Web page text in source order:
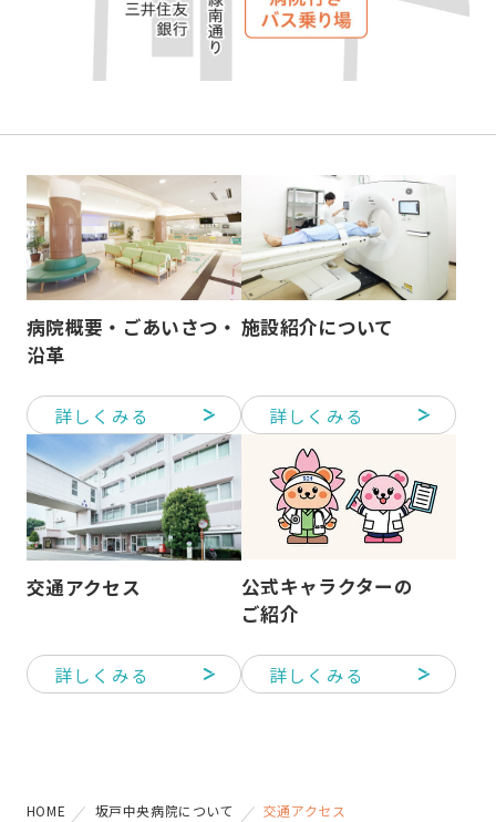
病院概要・ごあいさつ・
沿革
詳しくみる
施設紹介について
詳しくみる
交通アクセス
詳しくみる
公式キャラクターの
ご紹介
詳しくみる
HOME 坂戸中央病院について 交通アクセス